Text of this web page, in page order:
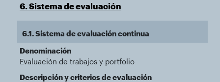
6. Sistema de evaluación
6.1. Sistema de evaluación continua
Denominación
Evaluación de trabajos y portfolio
Descripción y criterios de evaluación